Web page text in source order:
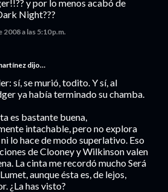
y por lo menos acabó de
Night???
a las 5:10 p.m.
dijo…
sí, se murió, todito. Y sí, al
ya había terminado su chamba.
es bastante buena,
intachable, pero no explora
lo hace de modo superlativo. Eso
de Clooney y Wilkinson valen
La cinta me recordó mucho Será
aunque ésta es, de lejos,
¿La has visto?